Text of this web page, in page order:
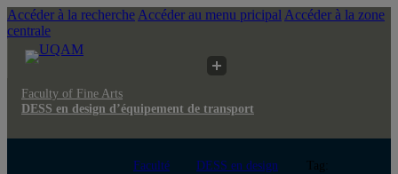
Accéder à la recherche Accéder au menu pricipal Accéder à la zone
centrale
Faculty of Fine Arts
DESS en design d’équipement de transport
Faculté
DESS en design
Tag: